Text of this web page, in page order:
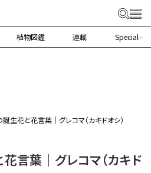
植物図鑑 連載 Special
生花と花言葉｜グレコマ（カキドオシ）
言葉｜グレコマ（カキド